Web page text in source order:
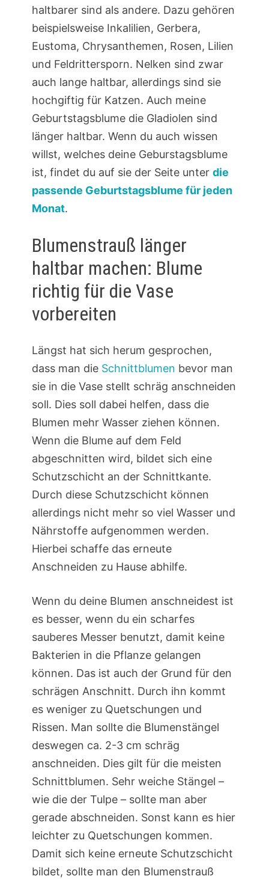
haltbarer sind als andere. Dazu gehören
beispielsweise Inkalilien, Gerbera,
Eustoma, Chrysanthemen, Rosen, Lilien
und Feldrittersporn. Nelken sind zwar
auch lange haltbar, allerdings sind sie
hochgiftig für Katzen. Auch meine
Geburtstagsblume die Gladiolen sind
länger haltbar. Wenn du auch wissen
willst, welches deine Geburstagsblume
ist, findet du auf sie der Seite unter die
passende Geburtstagsblume für jeden
Monat.
Blumenstrauß länger
haltbar machen: Blume
richtig für die Vase
vorbereiten
Längst hat sich herum gesprochen,
dass man die Schnittblumen bevor man
sie in die Vase stellt schräg anschneiden
soll. Dies soll dabei helfen, dass die
Blumen mehr Wasser ziehen können.
Wenn die Blume auf dem Feld
abgeschnitten wird, bildet sich eine
Schutzschicht an der Schnittkante.
Durch diese Schutzschicht können
allerdings nicht mehr so viel Wasser und
Nährstoffe aufgenommen werden.
Hierbei schaffe das erneute
Anschneiden zu Hause abhilfe.
Wenn du deine Blumen anschneidest ist
es besser, wenn du ein scharfes
sauberes Messer benutzt, damit keine
Bakterien in die Pflanze gelangen
können. Das ist auch der Grund für den
schrägen Anschnitt. Durch ihn kommt
es weniger zu Quetschungen und
Rissen. Man sollte die Blumenstängel
deswegen ca. 2-3 cm schräg
anschneiden. Dies gilt für die meisten
Schnittblumen. Sehr weiche Stängel –
wie die der Tulpe – sollte man aber
gerade abschneiden. Sonst kann es hier
leichter zu Quetschungen kommen.
Damit sich keine erneute Schutzschicht
bildet, sollte man den Blumenstrauß